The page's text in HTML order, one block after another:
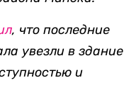
, что последние
увезли в здание
и